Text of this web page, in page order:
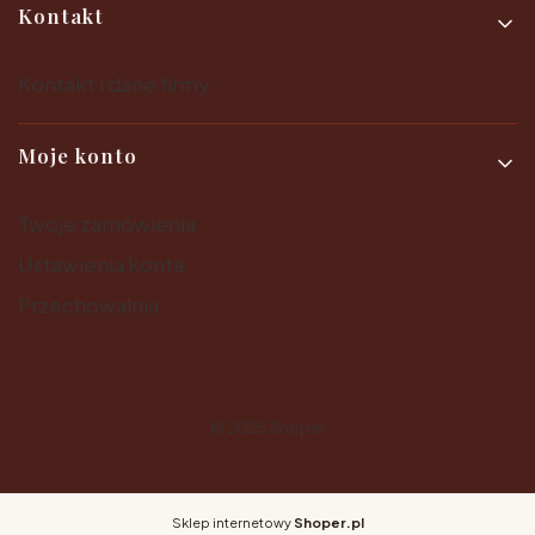
Kontakt
Moje konto
Sklep internetowy Shoper.pl